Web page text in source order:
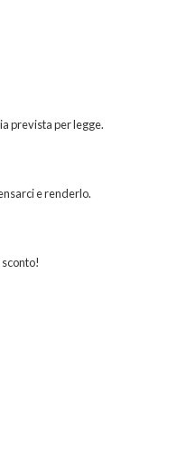
prevista per legge.
e renderlo.